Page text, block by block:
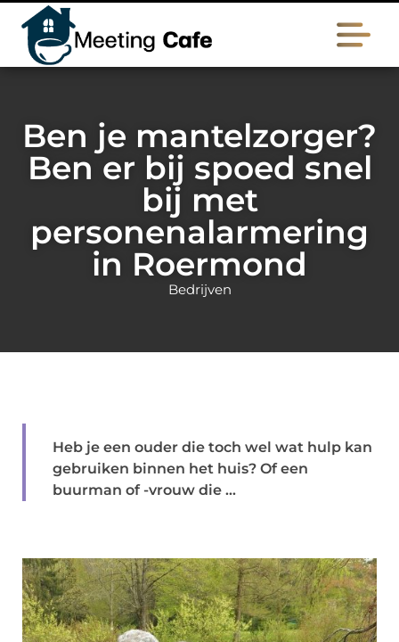
Ben je mantelzorger?
Ben er bij spoed snel
bij met
personenalarmering
in Roermond
Bedrijven
Heb je een ouder die toch wel wat hulp kan
gebruiken binnen het huis? Of een
buurman of -vrouw die ...